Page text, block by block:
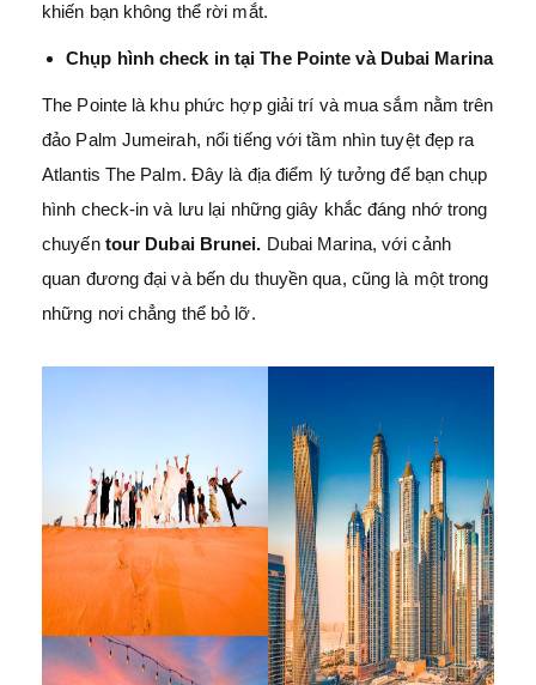
khiến bạn không thể rời mắt.
Chụp hình check in tại The Pointe và Dubai Marina
The Pointe là khu phức hợp giải trí và mua sắm nằm trên
đảo Palm Jumeirah, nổi tiếng với tầm nhìn tuyệt đẹp ra
Atlantis The Palm. Đây là địa điểm lý tưởng để bạn chụp
hình check-in và lưu lại những giây khắc đáng nhớ trong
chuyến tour Dubai Brunei. Dubai Marina, với cảnh
quan đương đại và bến du thuyền qua, cũng là một trong
những nơi chẳng thể bỏ lỡ.